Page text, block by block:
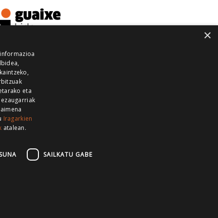
GUKA
GUKA
ZUMAIA GUKA
×
eta
Iragarkien
atalean.
SAILKATU GABE